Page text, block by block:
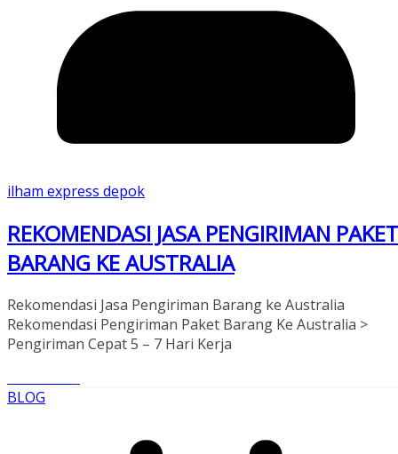
ilham express depok
REKOMENDASI JASA PENGIRIMAN PAKET
BARANG KE AUSTRALIA
Rekomendasi Jasa Pengiriman Barang ke Australia
Rekomendasi Pengiriman Paket Barang Ke Australia >
Pengiriman Cepat 5 – 7 Hari Kerja
BLOG